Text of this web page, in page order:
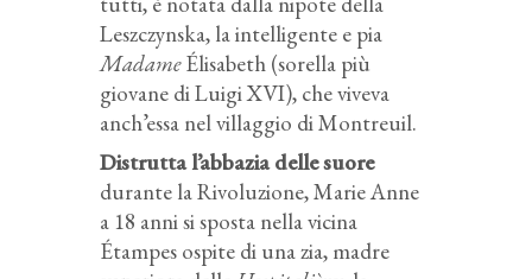
Leszczynska, la intelligente e pia
MadameÉlisabeth (sorella più
giovane di Luigi XVI), che viveva
anch’essa nel villaggio di Montreuil.
Distrutta l’abbazia delle suore
durante la Rivoluzione, Marie Anne
a 18 anni si sposta nella vicina
Étampes ospite di una zia, madre